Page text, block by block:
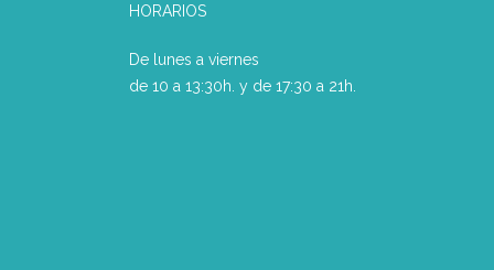
HORARIOS
De lunes a viernes
de 10 a 13:30h. y de 17:30 a 21h.